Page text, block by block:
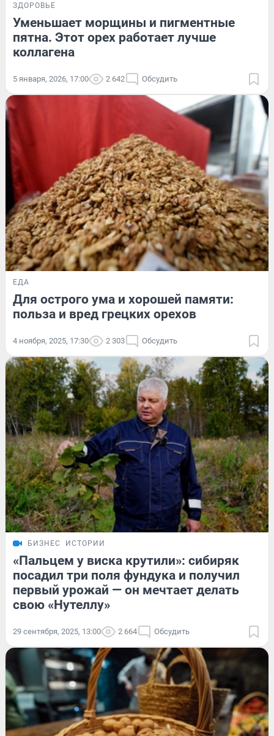
ЗДОРОВЬЕ
Уменьшает морщины и пигментные
пятна. Этот орех работает лучше
коллагена
5 января, 2026, 17:00 2 642 Обсудить
ЕДА
Для острого ума и хорошей памяти:
польза и вред грецких орехов
4 ноября, 2025, 17:30 2 303 Обсудить
БИЗНЕС ИСТОРИИ
«Пальцем у виска крутили»: сибиряк
посадил три поля фундука и получил
первый урожай — он мечтает делать
свою «Нутеллу»
29 сентября, 2025, 13:00 2 664 Обсудить